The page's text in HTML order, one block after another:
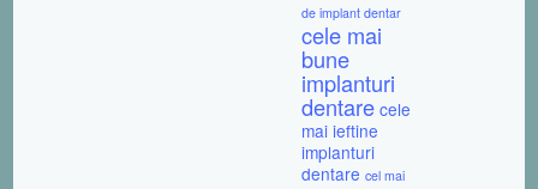
de implant dentar
cele mai
bune
implanturi
dentare cele
mai ieftine
implanturi
dentare cel mai